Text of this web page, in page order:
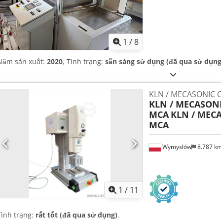
1 /8
sản xuất: 2020, Tình trạng: sẵn sàng sử dụng (đã qua sử
1 / 11
Wymysłów 8.787
KLN / MECASONIC
KLN /
MCA KLN /
MCA
trạng: rất tốt (đã qua sử dụng),